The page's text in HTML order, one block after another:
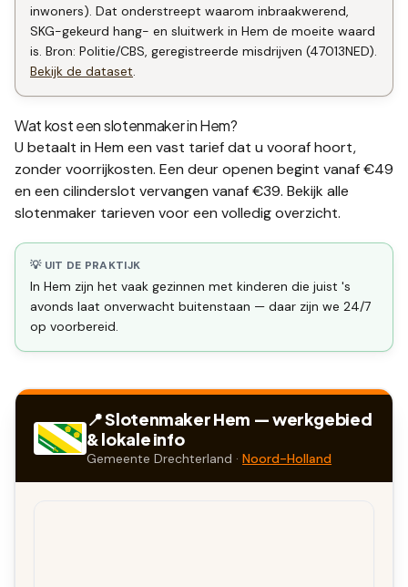
inwoners). Dat onderstreept waarom inbraakwerend,
SKG-gekeurd hang- en sluitwerk in Hem de moeite waard
is. Bron: Politie/CBS, geregistreerde misdrijven (47013NED).
Bekijk de dataset.
Wat kost een slotenmaker inHem?
U betaalt in Hem een vast tarief dat u vooraf hoort,
zonder voorrijkosten. Een deur openen begint vanaf €49
en een cilinderslot vervangen vanaf €39. Bekijk alle
slotenmaker tarieven voor een volledig overzicht.
💡 UIT DE PRAKTIJK
In Hem zijn het vaak gezinnen met kinderen die juist 's
avonds laat onverwacht buitenstaan — daar zijn we 24/7
op voorbereid.
📍 SlotenmakerHem — werkgebied
& lokale info
GemeenteDrechterland ·Noord-Holland